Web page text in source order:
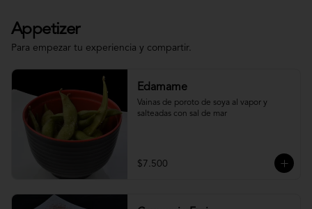
Appetizer
Para empezar tu experiencia y compartir.
Edamame
Vainas de poroto de soya al vapor y
salteadas con sal de mar
$7.500